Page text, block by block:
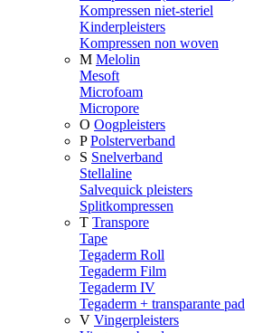
Kompressen niet-steriel
Kinderpleisters
Kompressen non woven
M Melolin
Mesoft
Microfoam
Micropore
O Oogpleisters
P Polsterverband
S Snelverband
Stellaline
Salvequick pleisters
Splitkompressen
T Transpore
Tape
Tegaderm Roll
Tegaderm Film
Tegaderm IV
Tegaderm + transparante pad
V Vingerpleisters